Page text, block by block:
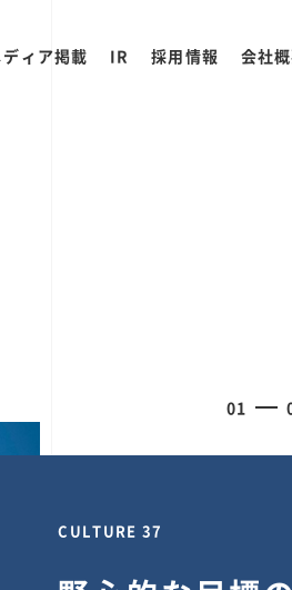
ィア掲載 IR 採用情報 会社
0